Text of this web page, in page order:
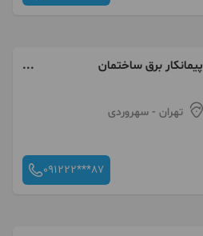
پیمانکار برق ساختمان
تهران - سهروردی
091222***87